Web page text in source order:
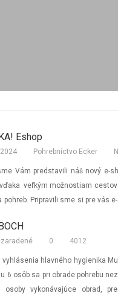
Eshop
Pohrebníctvo Ecker
Vám predstavili náš nový e-
veľkým možnostiam
pohreb. Pripravili sme si pre vás
si môžete objednať
0 4012
hlavného hygienika
6 osôb sa pri obrade pohrebu
vykonávajúce obrad,